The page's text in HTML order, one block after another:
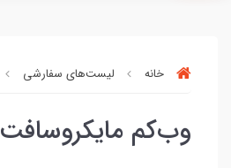
خانه لیست‌های سفارشی
وب‌کم مایکروسافت